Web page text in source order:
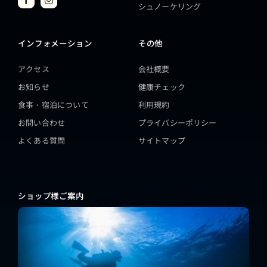
シュノーケリング
インフォメーション
アクセス
お知らせ
食事・宿泊について
お問い合わせ
よくある質問
その他
会社概要
健康チェック
利用規約
プライバシーポリシー
サイトマップ
ショップ様ご案内